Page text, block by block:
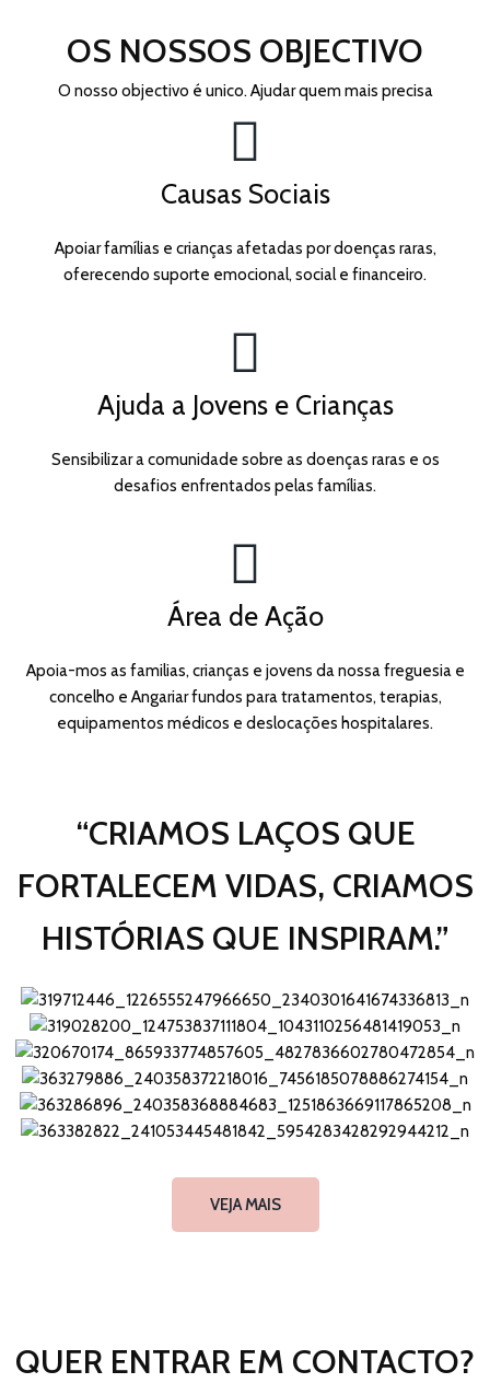
OS NOSSOS OBJECTIVO
O nosso objectivo é unico. Ajudar quem mais precisa
Causas Sociais
Apoiar famílias e crianças afetadas por doenças raras,
oferecendo suporte emocional, social e financeiro.
Ajuda a Jovens e Crianças
Sensibilizar a comunidade sobre as doenças raras e os
desafios enfrentados pelas famílias.
Área de Ação
Apoia-mos as familias, crianças e jovens da nossa freguesia e
concelho e Angariar fundos para tratamentos, terapias,
equipamentos médicos e deslocações hospitalares.
“CRIAMOS LAÇOS QUE
FORTALECEM VIDAS, CRIAMOS
HISTÓRIAS QUE INSPIRAM.”
VEJA MAIS
QUER ENTRAR EM CONTACTO?